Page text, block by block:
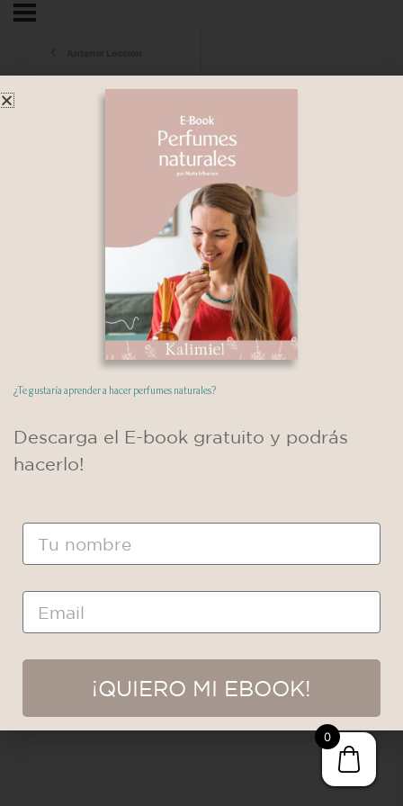
Plantilla Sueldo + Costos + Precios
0
¿Te gustaría aprender a hacer perfumes naturales?
Descarga el E-book gratuito y podrás
hacerlo!
Nombre
Email
¡QUIERO MI EBOOK!